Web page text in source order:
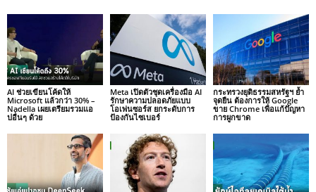
AI ช่วยเขียนโค้ดให้
Microsoft แล้วกว่า 30% –
Nadella เผยเตรียมรวมแอ
ปอื่นๆ ด้วย
Meta เปิดตัวชุดเครื่องมือ AI
รักษาความปลอดภัยแบบ
โอเพ่นซอร์ส ยกระดับการ
ป้องกันไซเบอร์
กระทรวงยุติธรรมสหรัฐฯ ย้ำ
จุดยืน ต้องการให้ Google
ขาย Chrome เพื่อแก้ปัญหา
การผูกขาด